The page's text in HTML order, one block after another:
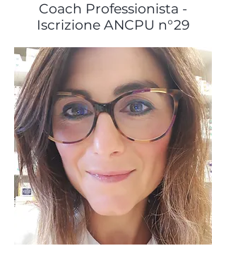
Coach Professionista -
Iscrizione ANCPU n°29